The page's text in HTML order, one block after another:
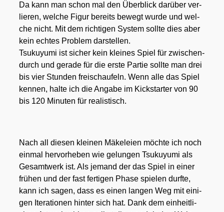
Da kann man schon mal den Über­blick dar­über ver­
lie­ren, wel­che Figur bereits bewegt wur­de und wel­
che nicht. Mit dem rich­ti­gen Sys­tem soll­te dies aber
kein ech­tes Pro­blem dar­stel­len.
Tsu­kuy­u­mi ist sicher kein klei­nes Spiel für zwi­schen­
durch und gera­de für die ers­te Par­tie soll­te man drei
bis vier Stun­den frei­schau­feln. Wenn alle das Spiel
ken­nen, hal­te ich die Anga­be im Kick­star­ter von 90
bis 120 Minu­ten für rea­lis­tisch.
Nach all die­sen klei­nen Mäke­lei­en möch­te ich noch
ein­mal her­vor­he­ben wie gelun­gen Tsu­kuy­u­mi als
Gesamt­werk ist. Als jemand der das Spiel in einer
frü­hen und der fast fer­ti­gen Pha­se spie­len durf­te,
kann ich sagen, dass es einen lan­gen Weg mit eini­
gen Ite­ra­tio­nen hin­ter sich hat. Dank dem ein­heit­li­